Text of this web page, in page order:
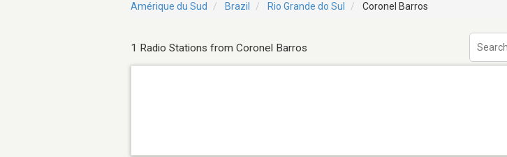
Amérique du Sud Brazil Rio Grande do Sul Coronel Barros
1 Radio Stations from Coronel Barros